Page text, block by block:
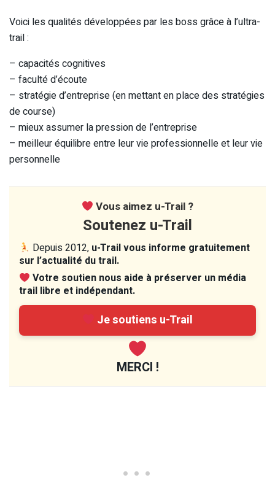
Voici les qualités développées par les boss grâce à l’ultra-
trail :
– capacités cognitives
– faculté d’écoute
– stratégie d’entreprise (en mettant en place des stratégies
de course)
– mieux assumer la pression de l’entreprise
– meilleur équilibre entre leur vie professionnelle et leur vie
personnelle
Vous aimez u-Trail ?
Soutenez u-Trail
Depuis 2012, u-Trail vous informe gratuitement
sur l’actualité du trail.
Votre soutien nous aide à préserver un média
trail libre et indépendant.
Je soutiens u-Trail
MERCI !